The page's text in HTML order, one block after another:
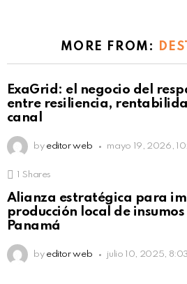
MORE FROM:
ExaGrid: el negocio del
entre resiliencia,
canal
by editor web mayo 19, 2026,
Shares
Alianza estratégica para
producción local de insumos
Panamá
by editor web julio 10, 2025,